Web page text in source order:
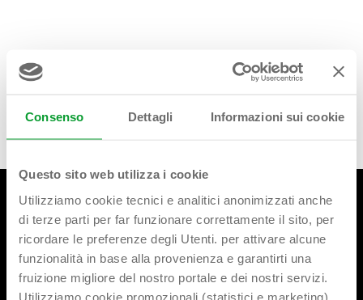
Consenso Dettagli Informazioni sui cookie
Questo sito web utilizza i cookie
Utilizziamo cookie tecnici e analitici anonimizzati anche
di terze parti per far funzionare correttamente il sito, per
ricordare le preferenze degli Utenti. per attivare alcune
funzionalità in base alla provenienza e garantirti una
fruizione migliore del nostro portale e dei nostri servizi.
Utilizziamo cookie promozionali (statistici e marketing)